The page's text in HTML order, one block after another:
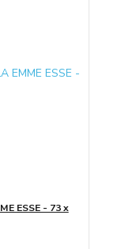
ESSE - 73 x